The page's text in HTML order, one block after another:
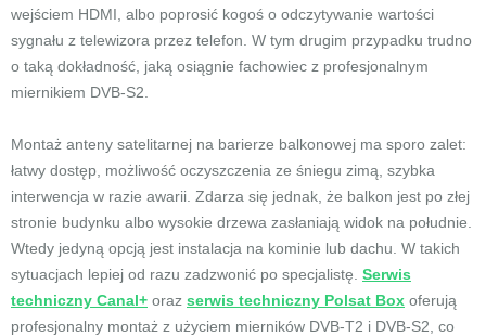
wejściem HDMI, albo poprosić kogoś o odczytywanie wartości
sygnału z telewizora przez telefon. W tym drugim przypadku trudno
o taką dokładność, jaką osiągnie fachowiec z profesjonalnym
miernikiem DVB-S2.
Montaż anteny satelitarnej na barierze balkonowej ma sporo zalet:
łatwy dostęp, możliwość oczyszczenia ze śniegu zimą, szybka
interwencja w razie awarii. Zdarza się jednak, że balkon jest po złej
stronie budynku albo wysokie drzewa zasłaniają widok na południe.
Wtedy jedyną opcją jest instalacja na kominie lub dachu. W takich
sytuacjach lepiej od razu zadzwonić po specjalistę. Serwis
techniczny Canal+ oraz serwis techniczny Polsat Box oferują
profesjonalny montaż z użyciem mierników DVB-T2 i DVB-S2, co